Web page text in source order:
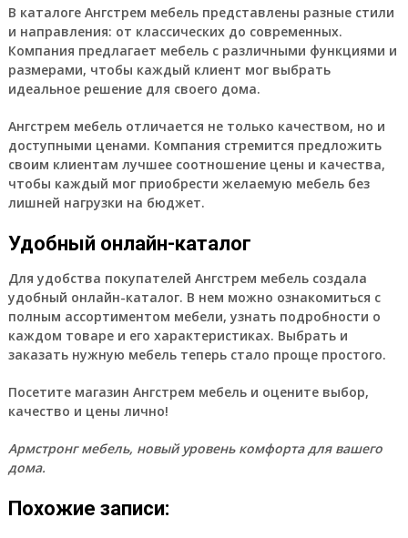
В каталоге Ангстрем мебель представлены разные стили
и направления: от классических до современных.
Компания предлагает мебель с различными функциями и
размерами, чтобы каждый клиент мог выбрать
идеальное решение для своего дома.
Ангстрем мебель отличается не только качеством, но и
доступными ценами. Компания стремится предложить
своим клиентам лучшее соотношение цены и качества,
чтобы каждый мог приобрести желаемую мебель без
лишней нагрузки на бюджет.
Удобный онлайн-каталог
Для удобства покупателей Ангстрем мебель создала
удобный онлайн-каталог. В нем можно ознакомиться с
полным ассортиментом мебели, узнать подробности о
каждом товаре и его характеристиках. Выбрать и
заказать нужную мебель теперь стало проще простого.
Посетите магазин Ангстрем мебель и оцените выбор,
качество и цены лично!
Армстронг мебель, новый уровень комфорта для вашего
дома.
Похожие записи: